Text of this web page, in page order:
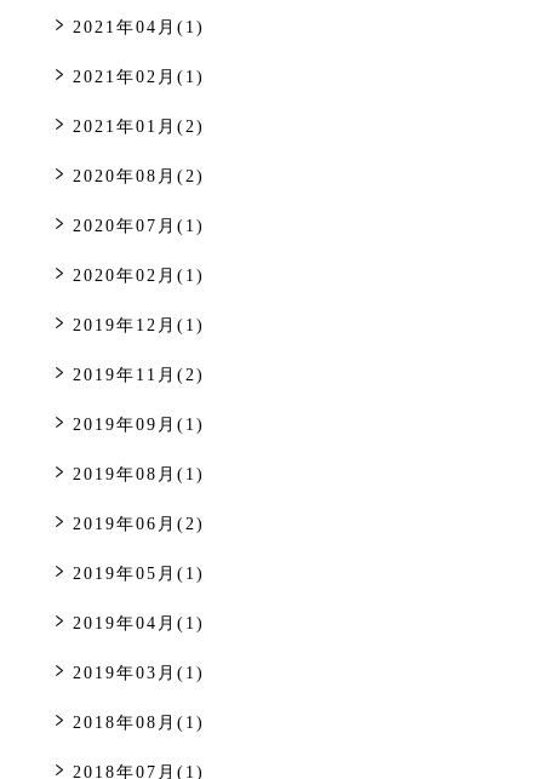
2021年04月(1)
2021年02月(1)
2021年01月(2)
2020年08月(2)
2020年07月(1)
2020年02月(1)
2019年12月(1)
2019年11月(2)
2019年09月(1)
2019年08月(1)
2019年06月(2)
2019年05月(1)
2019年04月(1)
2019年03月(1)
2018年08月(1)
2018年07月(1)